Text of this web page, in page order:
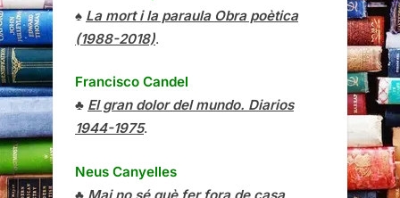
♠ La mort i la paraula Obra poètica
(1988-2018).
Francisco Candel
♣ El gran dolor del mundo. Diarios
1944-1975.
Neus Canyelles